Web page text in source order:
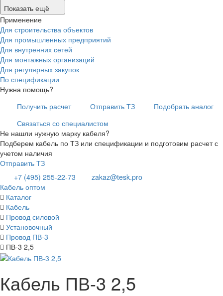
Показать ещё
Применение
Для строительства объектов
Для промышленных предприятий
Для внутренних сетей
Для монтажных организаций
Для регулярных закупок
По спецификации
Нужна помощь?
Получить расчет
Отправить ТЗ
Подобрать аналог
Связаться со специалистом
Не нашли нужную марку кабеля?
Подберем кабель по ТЗ или спецификации и подготовим расчет с
учетом наличия
Отправить ТЗ
+7 (495) 255-22-73
zakaz@tesk.pro
Кабель оптом
Каталог
Кабель
Провод силовой
Установочный
Провод ПВ-3
ПВ-3 2,5
Кабель ПВ-3 2,5